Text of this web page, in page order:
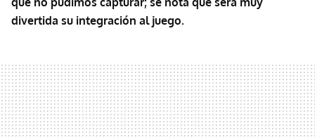
divertida su integración al juego.